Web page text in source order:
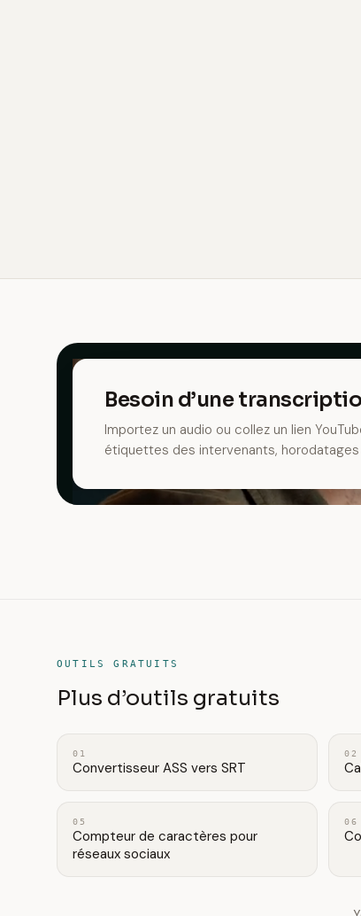
Besoin d’une
Importez un audio ou collez un lien
étiquettes des intervenants,
OUTILS GRATUITS
Plus d’outils gratuits
01
Convertisseur ASS vers SRT
02
05
Compteur de caractères pour
réseaux sociaux
06